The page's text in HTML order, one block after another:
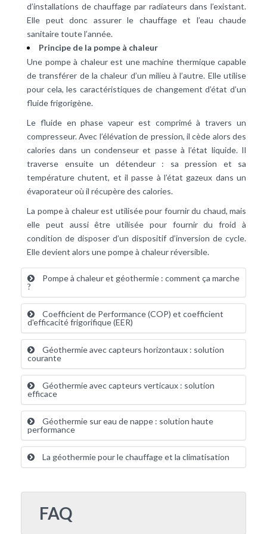
d’installations de chauffage par radiateurs dans l’existant.
Elle peut donc assurer le chauffage et l’eau chaude
sanitaire toute l’année.
Principe de la pompe à chaleur
Une pompe à chaleur est une machine thermique capable
de transférer de la chaleur d’un milieu à l’autre. Elle utilise
pour cela, les caractéristiques de changement d’état d’un
fluide frigorigène.
Le fluide en phase vapeur est comprimé à travers un
compresseur. Avec l’élévation de pression, il cède alors des
calories dans un condenseur et passe à l’état liquide. Il
traverse ensuite un détendeur : sa pression et sa
température chutent, et il passe à l’état gazeux dans un
évaporateur où il récupère des calories.
La pompe à chaleur est utilisée pour fournir du chaud, mais
elle peut aussi être utilisée pour fournir du froid à
condition de disposer d’un dispositif d’inversion de cycle.
Elle devient alors une pompe à chaleur réversible.
Pompe à chaleur et géothermie : comment ça marche
?
Coefficient de Performance (COP) et coefficient
d'efficacité frigorifique (EER)
Géothermie avec capteurs horizontaux : solution
courante
Géothermie avec capteurs verticaux : solution
efficace
Géothermie sur eau de nappe : solution haute
performance
La géothermie pour le chauffage et la climatisation
FAQ